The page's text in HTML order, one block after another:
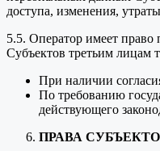
доступа, изменения,
5.5. Оператор имеет право
Субъектов третьим лицам
При наличии
По требованию
действующего
ПРАВА